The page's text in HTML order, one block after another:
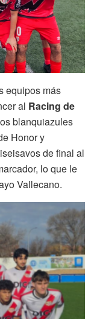
equipos más
al Racing de
blanquiazules
Honor y
de final al
lo que le
Vallecano.